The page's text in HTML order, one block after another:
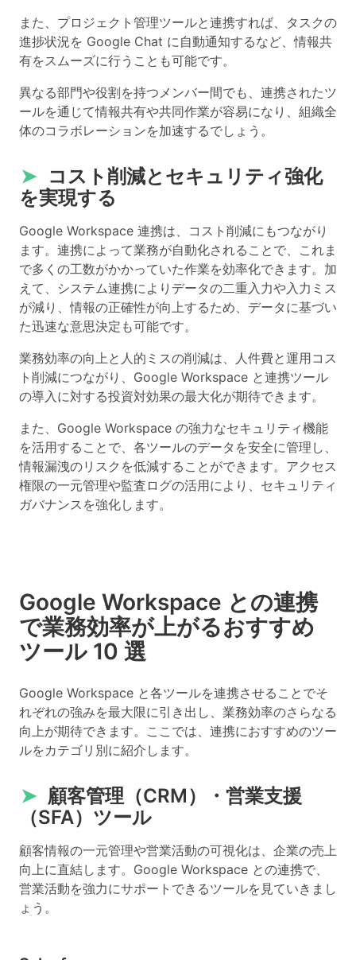
また、プロジェクト管理ツールと連携すれば、タスクの
進捗状況を Google Chat に自動通知するなど、情報共
有をスムーズに行うことも可能です。
異なる部門や役割を持つメンバー間でも、連携されたツ
ールを通じて情報共有や共同作業が容易になり、組織全
体のコラボレーションを加速するでしょう。
➤ コスト削減とセキュリティ強化
を実現する
Google Workspace 連携は、コスト削減にもつながり
ます。連携によって業務が自動化されることで、これま
で多くの工数がかかっていた作業を効率化できます。加
えて、システム連携によりデータの二重入力や入力ミス
が減り、情報の正確性が向上するため、データに基づい
た迅速な意思決定も可能です。
業務効率の向上と人的ミスの削減は、人件費と運用コス
ト削減につながり、Google Workspace と連携ツール
の導入に対する投資対効果の最大化が期待できます。
また、Google Workspace の強力なセキュリティ機能
を活用することで、各ツールのデータを安全に管理し、
情報漏洩のリスクを低減することができます。アクセス
権限の一元管理や監査ログの活用により、セキュリティ
ガバナンスを強化します。
Google Workspace との連携
で業務効率が上がるおすすめ
ツール 10 選
Google Workspace と各ツールを連携させることでそ
れぞれの強みを最大限に引き出し、業務効率のさらなる
向上が期待できます。ここでは、連携におすすめのツー
ルをカテゴリ別に紹介します。
➤ 顧客管理（CRM）・営業支援
（SFA）ツール
顧客情報の一元管理や営業活動の可視化は、企業の売上
向上に直結します。Google Workspace との連携で、
営業活動を強力にサポートできるツールを見ていきまし
ょう。